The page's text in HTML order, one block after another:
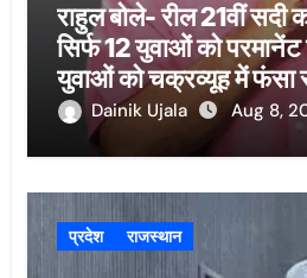
राहुल बोले- रील 21वीं सदी
सिर्फ 12 युवाओं को
युवाओं को चक्रव्यूह में फंसा
Dainik Ujala Aug 8,
प्रदेश राजस्थान